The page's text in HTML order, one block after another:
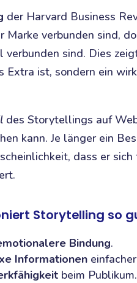
der Harvard Business
Marke verbunden sind,
sind. Dies
Extra ist, sondern ein
des Storytellings auf
kann. Je länger ein
dass er
Storytelling so
Bindung.
Informationen
beim Publikum.